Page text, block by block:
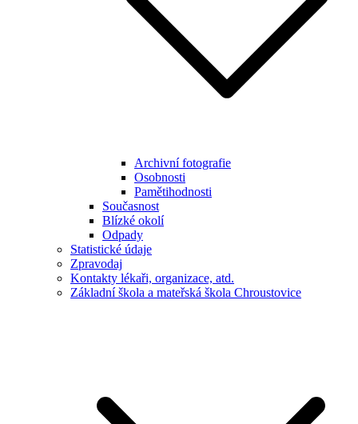
Archivní fotografie
Osobnosti
Pamětihodnosti
Současnost
Blízké okolí
Odpady
Statistické údaje
Zpravodaj
Kontakty lékaři, organizace, atd.
Základní škola a mateřská škola Chroustovice